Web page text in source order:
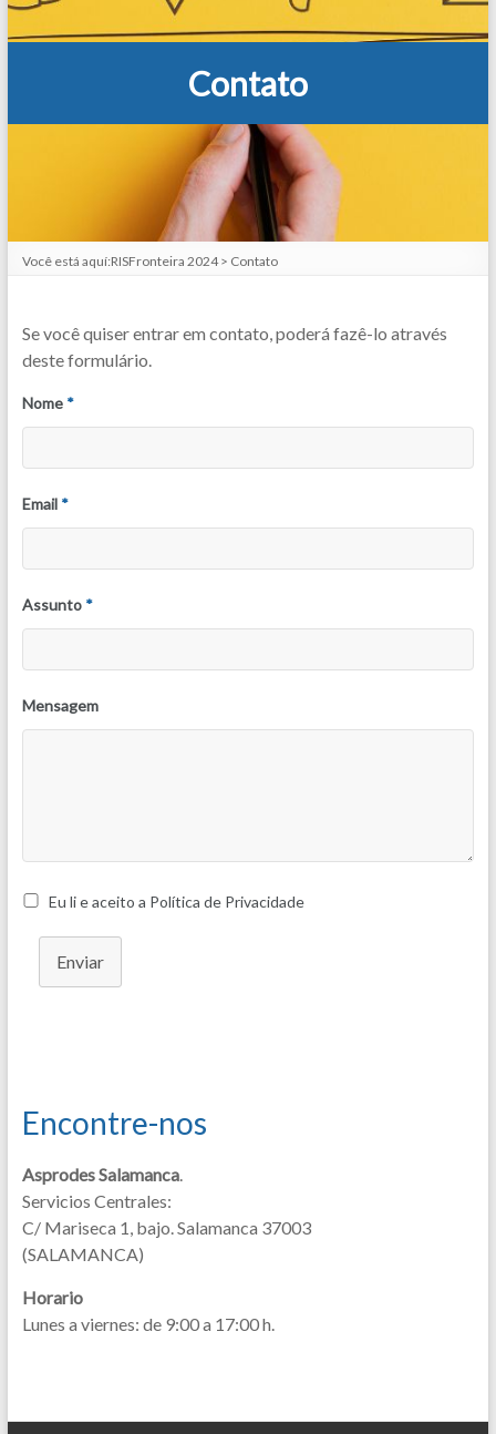
Contato
Você está aquí:RISFronteira 2024> Contato
Se você quiser entrar em contato, poderá fazê-lo através
deste formulário.
Nome *
Email *
Assunto *
Mensagem
Eu li e aceito a Política de Privacidade
Enviar
Encontre-nos
Asprodes Salamanca.
Servicios Centrales:
C/ Mariseca 1, bajo. Salamanca 37003
(SALAMANCA)
Horario
Lunes a viernes: de 9:00 a 17:00 h.